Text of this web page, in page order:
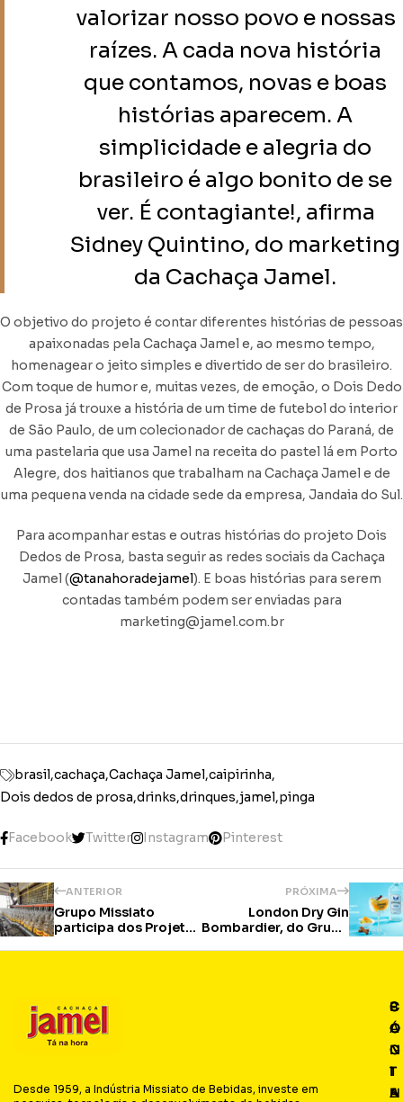
valorizar nosso povo e nossas
raízes. A cada nova história
que contamos, novas e boas
histórias aparecem. A
simplicidade e alegria do
brasileiro é algo bonito de se
ver. É contagiante!, afirma
Sidney Quintino, do marketing
da Cachaça Jamel.
O objetivo do projeto é contar diferentes histórias de pessoas
apaixonadas pela Cachaça Jamel e, ao mesmo tempo,
homenagear o jeito simples e divertido de ser do brasileiro.
Com toque de humor e, muitas vezes, de emoção, o Dois Dedo
de Prosa já trouxe a história de um time de futebol do interior
de São Paulo, de um colecionador de cachaças do Paraná, de
uma pastelaria que usa Jamel na receita do pastel lá em Porto
Alegre, dos haitianos que trabalham na Cachaça Jamel e de
uma pequena venda na cidade sede da empresa, Jandaia do Sul.
Para acompanhar estas e outras histórias do projeto Dois
Dedos de Prosa, basta seguir as redes sociais da Cachaça
Jamel (@tanahoradejamel). E boas histórias para serem
contadas também podem ser enviadas para
marketing@jamel.com.br
brasil cachaça Cachaça Jamel caipirinha
Dois dedos de prosa drinks drinques jamel pinga
Facebook Twitter Instagram Pinterest
ANTERIOR
Grupo Missiato
participa dos Projetos
PRÓXIMA
London Dry Gin
Bombardier, do Grupo
Desde 1959, a Indústria Missiato de Bebidas, investe em
P
Á
G
I
N
C
O
N
T
E
C
O
N
T
A
S
O
C
I
A